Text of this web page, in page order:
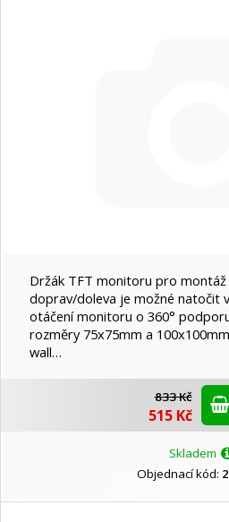
Držák TFT monitoru pro montáž
doprav/doleva je možné natočit
otáčení monitoru o 360°
rozměry 75x75mm a
wall…
833 Kč
515 Kč
Skladem
Objednací kód: